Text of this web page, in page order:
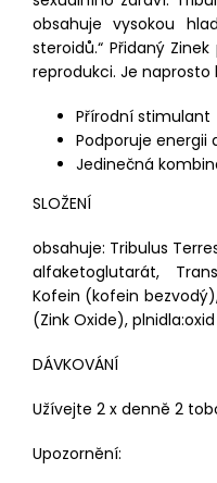
obsahuje vysokou
steroidů.“ Přidaný
reprodukci. Je
Přírodní stimulant
Podporuje energii
Jedinečná
SLOŽENÍ
obsahuje: Tribulus
alfaketoglutarát,
Kofein (kofein
(Zink Oxide),
DÁVKOVÁNÍ
Užívejte 2 x denně 2
Upozornění: